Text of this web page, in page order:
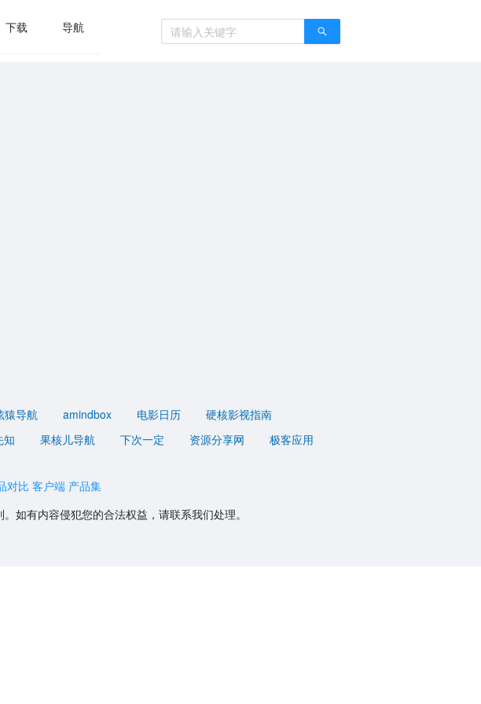
下载 导航
猿导航 amindbox 电影日历
硬核影视指南
知 果核儿导航 下次一定 资源分享网
极客应用
对比 客户端 产品集
如有内容侵犯您的合法权益，请联系我们处理。